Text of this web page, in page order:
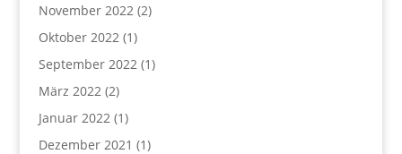
November 2022(2)
Oktober 2022(1)
September 2022(1)
März 2022(2)
Januar 2022(1)
Dezember 2021 (1)